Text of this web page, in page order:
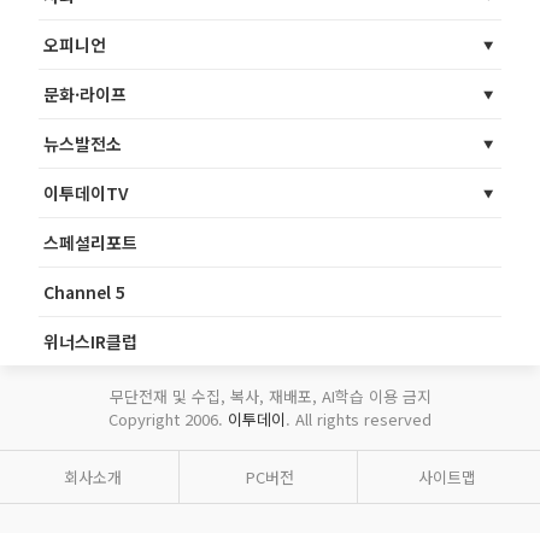
오피니언
문화·라이프
뉴스발전소
이투데이TV
스페셜리포트
Channel 5
위너스IR클럽
무단전재 및 수집, 복사, 재배포, AI학습 이용 금지
Copyright 2006. 이투데이. All rights reserved
회사소개 PC버전 사이트맵